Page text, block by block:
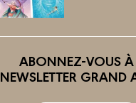
ABONNEZ-VOUS
NEWSLETTER GRAND